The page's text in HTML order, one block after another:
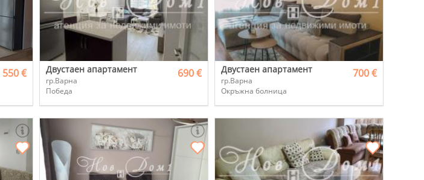
550 € Двустаен апартамент
гр.Варна
Победа
690 € Двустаен апартамент
гр.Варна
Окръжна болница
700 €